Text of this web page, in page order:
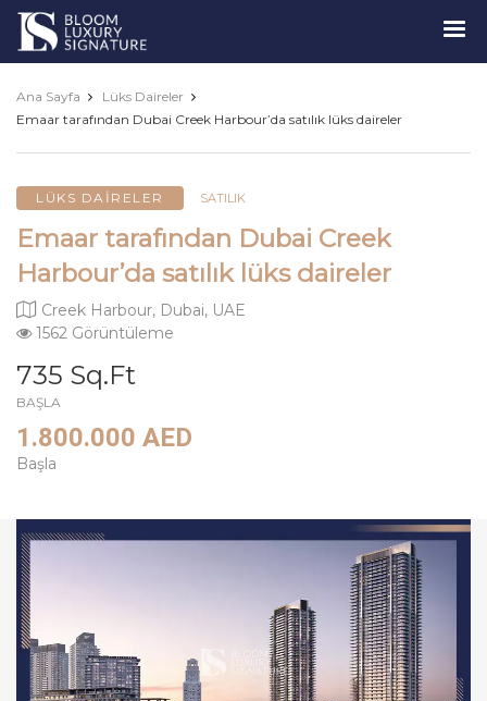
Luxury
Signature
Ana Sayfa
Lüks Daireler
Emaar tarafından Dubai Creek Harbour’da satılık lüks daireler
LÜKS DAIRELER SATILIK
Emaar tarafından Dubai Creek
Harbour’da satılık lüks daireler
Creek Harbour, Dubai, UAE
1562 Görüntüleme
735 Sq.Ft
BAŞLA
1.800.000 AED
Başla